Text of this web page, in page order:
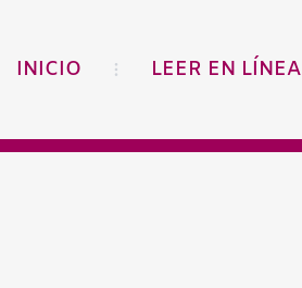
INICIO LEER EN LÍNEA